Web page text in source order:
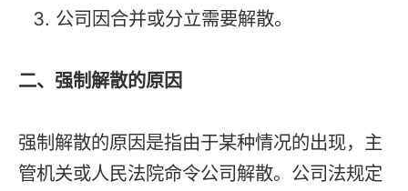
公司因合并或分立需要解散。
二、强制解散的原因
强制解散的原因是指由于某种情况的出现，主
管机关或人民法院命令公司解散。公司法规定